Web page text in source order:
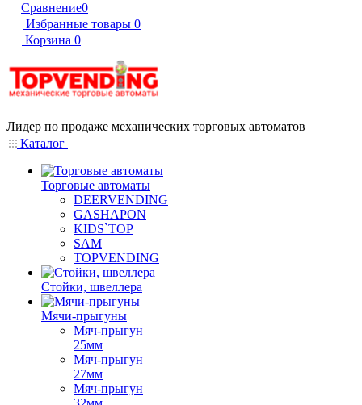
Сравнение0
Избранные товары 0
Корзина 0
Лидер по продаже механических торговых автоматов
Каталог
Торговые автоматы
DEERVENDING
GASHAPON
KIDS`TOP
SAM
TOPVENDING
Стойки, швеллера
Мячи-прыгуны
Мяч-прыгун
25мм
Мяч-прыгун
27мм
Мяч-прыгун